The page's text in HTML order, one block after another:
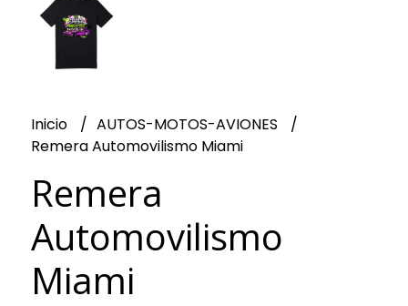
Inicio
AUTOS-MOTOS-AVIONES
Remera Automovilismo Miami
Remera
Automovilismo
Miami